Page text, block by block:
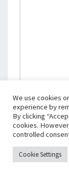
© 2026|Stolz
We use cookies
experience by
By clicking
cookies.
controlled
Cookie Settings